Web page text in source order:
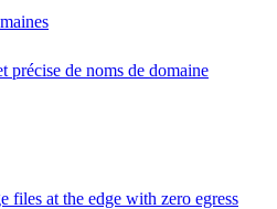
précise de noms de domaine
files at the edge with zero egress